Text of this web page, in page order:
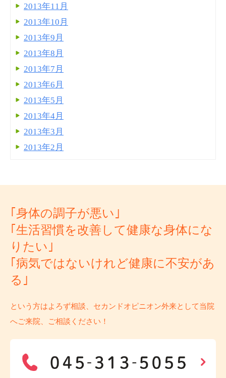
2013年11月
2013年10月
2013年9月
2013年8月
2013年7月
2013年6月
2013年5月
2013年4月
2013年3月
2013年2月
｢身体の調子が悪い｣
｢生活習慣を改善して健康な身体にな
りたい｣
｢病気ではないけれど健康に不安があ
る｣
という方はよろず相談、セカンドオピニオン外来として当院
へご来院、ご相談ください！